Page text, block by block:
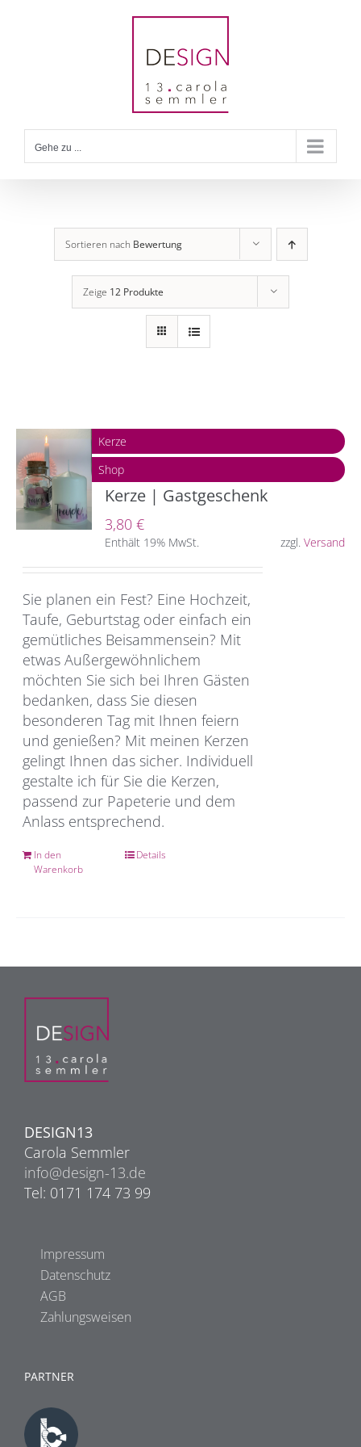
Gehe zu ...
Sortieren nach Bewertung
Zeige 12 Produkte
Kerze
Shop
Kerze | Gastgeschenk
3,80€
Enthält 19% MwSt. zzgl. Versand
Sie planen ein Fest? Eine Hochzeit,
Taufe, Geburtstag oder einfach ein
gemütliches Beisammensein? Mit
etwas Außergewöhnlichem
möchten Sie sich bei Ihren Gästen
bedanken, dass Sie diesen
besonderen Tag mit Ihnen feiern
und genießen? Mit meinen Kerzen
gelingt Ihnen das sicher. Individuell
gestalte ich für Sie die Kerzen,
passend zur Papeterie und dem
Anlass entsprechend.
In den
Warenkorb
Details
DESIGN13
Carola Semmler
info@design-13.de
Tel: 0171 174 73 99
Impressum
Datenschutz
AGB
Zahlungsweisen
PARTNER